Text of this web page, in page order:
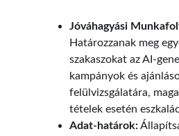
Jóváhagyási
Határozzanak meg
szakaszokat az AI-
kampányok és
felülvizsgálatára,
tételek esetén
Adat-határok: